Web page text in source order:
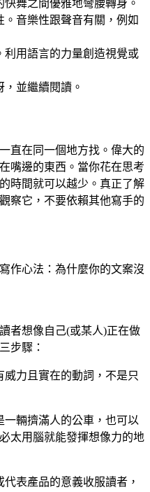
舞之間優雅地彎腰轉身。
。音樂性跟聲音有關，例如
利用語言的力量創造視覺或
並繼續閱讀。
直在同一個地方找。偉大的
嘴邊的東西。當你花在思考
時間就可以越少。真正了解
察它，不要依賴其他寫手的
者想像自己(或某人)正在做
步驟：
力且實在的動詞，不是只
輛擠滿人的公車，也可以
太用腦就能發揮想像力的地
表產品的意義收服讀者，